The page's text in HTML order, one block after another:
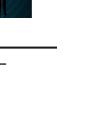
へのDDoS攻撃